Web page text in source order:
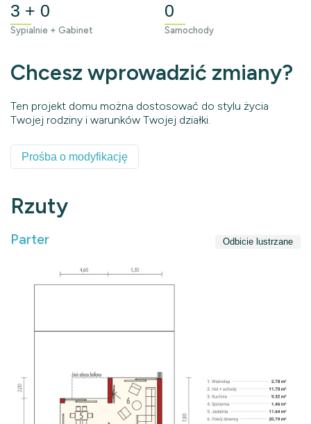
3 + 0
Sypialnie + Gabinet
0
Samochody
Chcesz wprowadzić zmiany?
Ten projekt domu można dostosować do stylu życia
Twojej rodziny i warunków Twojej działki.
Prośba o modyfikację
Rzuty
Parter Odbicie lustrzane